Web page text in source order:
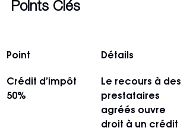
Points Clés
Point Détails
Crédit d’impôt
50%
Le recours à des
prestataires
agréés ouvre
droit à un crédit